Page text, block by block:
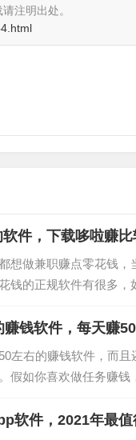
注明出处。
件，下载哆啦赚
想做兼职赚点零花钱
钱的正规软件有很多
地为大家整理一款最
钱软件，每天赚
左右的赚钱软件，而
假如你喜欢做任务赚
下载操作试试吧。…
软件，2021年最